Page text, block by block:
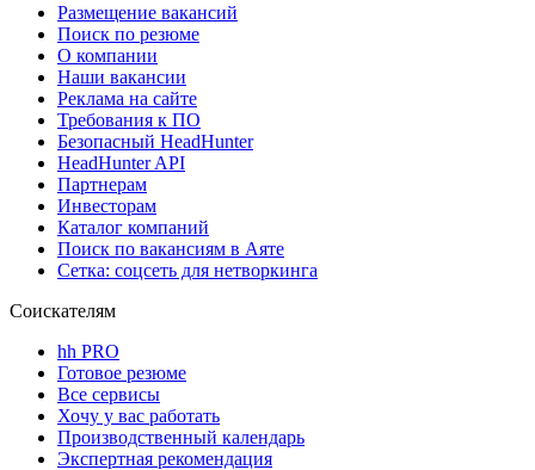
Размещение вакансий
Поиск по резюме
О компании
Наши вакансии
Реклама на сайте
Требования к ПО
Безопасный HeadHunter
HeadHunter API
Партнерам
Инвесторам
Каталог компаний
Поиск по вакансиям в Аяте
Сетка: соцсеть для нетворкинга
Соискателям
hh PRO
Готовое резюме
Все сервисы
Хочу у вас работать
Производственный календарь
Экспертная рекомендация